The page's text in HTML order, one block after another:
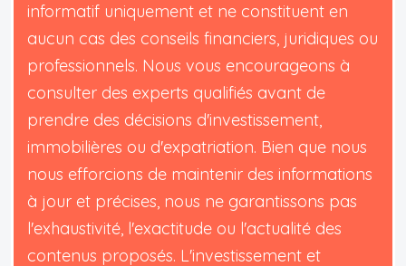
informatif uniquement et ne constituent en
aucun cas des conseils financiers, juridiques ou
professionnels. Nous vous encourageons à
consulter des experts qualifiés avant de
prendre des décisions d'investissement,
immobilières ou d'expatriation. Bien que nous
nous efforcions de maintenir des informations
à jour et précises, nous ne garantissons pas
l'exhaustivité, l'exactitude ou l'actualité des
contenus proposés. L'investissement et